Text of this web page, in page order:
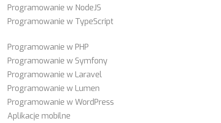
Programowanie w NodeJS
Programowanie w TypeScript
Programowanie w PHP
Programowanie w Symfony
Programowanie w Laravel
Programowanie w Lumen
Programowanie w WordPress
Aplikacje mobilne